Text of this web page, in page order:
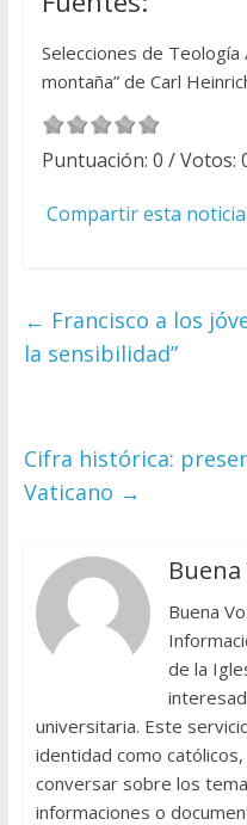
Selecciones de Teología
montaña” de Carl
Puntuación: 0 / Votos:
Compartir esta noticia
← Francisco a los
la sensibilidad”
Cifra histórica:
Vaticano →
Buena
Buena
de la
universitaria. Este
identidad como
conversar sobre los
informaciones o